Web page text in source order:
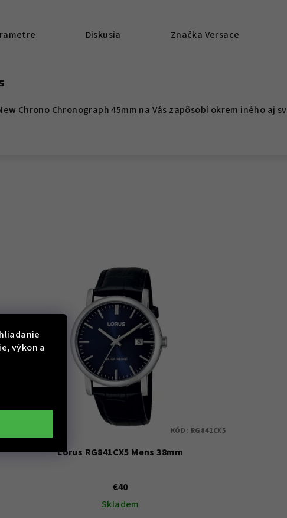
výkon a
Diskusia Značka Versace
New Chrono Chronograph 45mm na Vás zapôsobí okrem iného
Lorus RG841CX5 Mens 38mm
€40
Skladem
KÓD: RG841CX5